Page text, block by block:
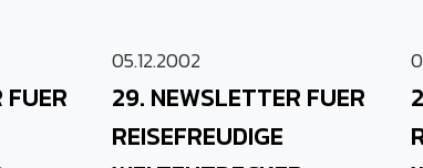
05.12.2002
29. NEWSLETTER FUER
REISEFREUDIGE